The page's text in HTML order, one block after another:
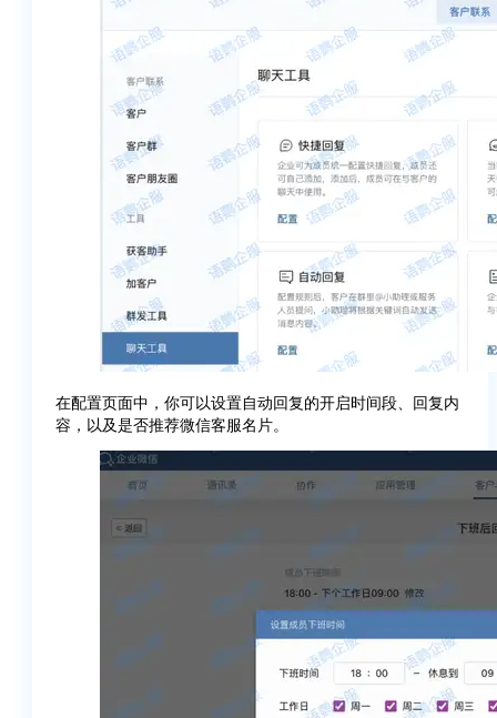
在配置页面中，你可以设置自动回复的开启时间段、回复内
容，以及是否推荐微信客服名片。